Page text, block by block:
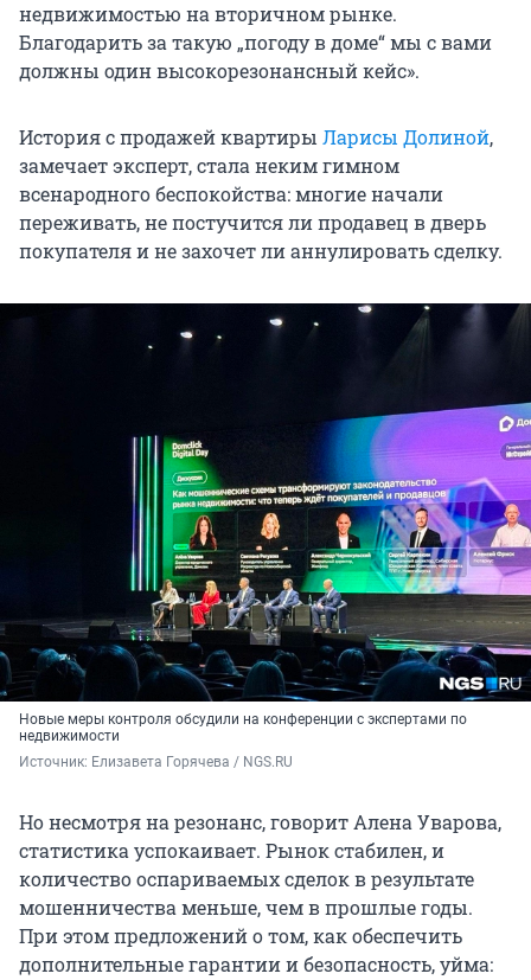
недвижимостью на вторичном рынке.
Благодарить за такую „погоду в доме“ мы с вами
должны один высокорезонансный кейс».
История с продажей квартиры Ларисы Долиной,
замечает эксперт, стала неким гимном
всенародного беспокойства: многие начали
переживать, не постучится ли продавец в дверь
покупателя и не захочет ли аннулировать сделку.
Новые меры контроля обсудили на конференции с экспертами по
недвижимости
Источник: Елизавета Горячева / NGS.RU
Но несмотря на резонанс, говорит Алена Уварова,
статистика успокаивает. Рынок стабилен, и
количество оспариваемых сделок в результате
мошенничества меньше, чем в прошлые годы.
При этом предложений о том, как обеспечить
дополнительные гарантии и безопасность, уйма: